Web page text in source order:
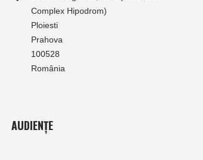
Complex Hipodrom)
Ploiesti
Prahova
100528
România
AUDIENȚE